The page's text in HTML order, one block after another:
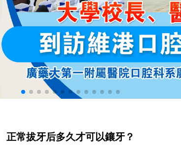
正常拔牙后多久才可以鑲牙？